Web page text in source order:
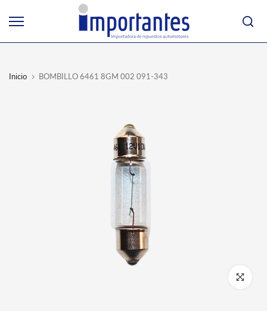
al
Inicio BOMBILLO 6461 8GM 002 091-343
Click para